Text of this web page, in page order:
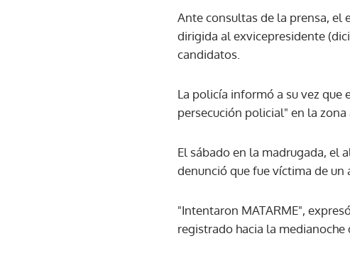
Ante consultas de la prensa, el
dirigida al exvicepresidente
candidatos.
La policía informó a su vez
persecución policial" en la zona
El sábado en la madrugada, el
denunció que fue víctima de un
"Intentaron MATARME",
registrado hacia la